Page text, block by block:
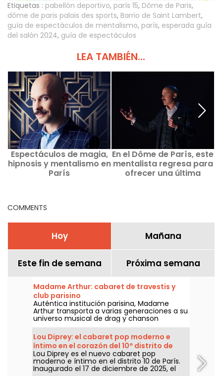
Etiquetas : pabellón deportivo, parís 15, Dôme de Paris,
dôme de paris palais des sports, Barrio de Saint Lambert,
guía de espectáculos de mentalismo, parís, esperada guía
del salón 2024, guía de espectáculos
LEA TAMBIÉN...
Espectáculos de magia,
hipnosis y mentalismo en
París
En el Dôme de París, este
mentalista regresa para
ofrecer una última
COMMENTS
Hoy Mañana
Este fin de semana Próxima semana
Madame Arthur: cabaret de travestis y
club parisino
Auténtica institución parisina, Madame
Arthur transporta a varias generaciones a su
universo musical de drag y chanson
francesa.
Lou Diprey: el cabaret pop moderno e
íntimo en el corazón del 10º distrito de
París
Lou Diprey es el nuevo cabaret pop
moderno e íntimo en el distrito 10 de París.
Inaugurado el 17 de diciembre de 2025, el